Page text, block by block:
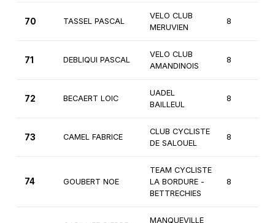
70 TASSEL PASCAL
VELO CLUB
MERUVIEN
8
71 DEBLIQUI PASCAL
VELO CLUB
AMANDINOIS
8
72 BECAERT LOIC
UADEL
BAILLEUL
8
73 CAMEL FABRICE
CLUB CYCLISTE
DE SALOUEL
8
74 GOUBERT NOE
TEAM CYCLISTE
LA BORDURE -
BETTRECHIES
8
MANQUEVILLE